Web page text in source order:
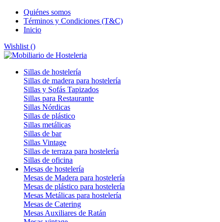
Quiénes somos
Términos y Condiciones (T&C)
Inicio
Wishlist ()
Sillas de hostelería
Sillas de madera para hostelería
Sillas y Sofás Tapizados
Sillas para Restaurante
Sillas Nórdicas
Sillas de plástico
Sillas metálicas
Sillas de bar
Sillas Vintage
Sillas de terraza para hostelería
Sillas de oficina
Mesas de hostelería
Mesas de Madera para hostelería
Mesas de plástico para hostelería
Mesas Metálicas para hostelería
Mesas de Catering
Mesas Auxiliares de Ratán